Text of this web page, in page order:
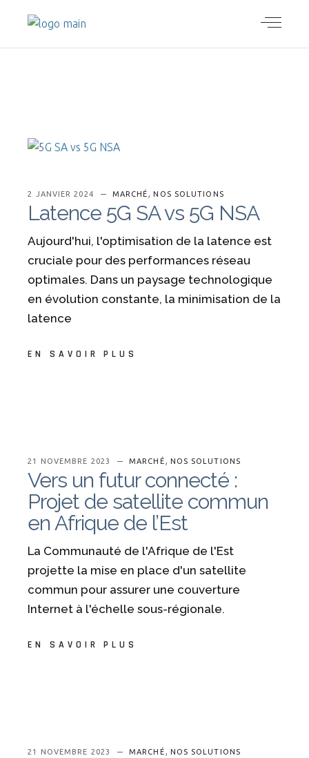
2 JANVIER 2024 MARCHÉ ,NOS SOLUTIONS
Latence 5G SA vs 5G NSA
Aujourd'hui, l'optimisation de la latence est
cruciale pour des performances réseau
optimales. Dans un paysage technologique
en évolution constante, la minimisation de la
latence
EN SAVOIR PLUS
21 NOVEMBRE 2023 MARCHÉ , NOS SOLUTIONS
Vers un futur connecté :
Projet de satellite commun
en Afrique de l’Est
La Communauté de l'Afrique de l'Est
projette la mise en place d'un satellite
commun pour assurer une couverture
Internet à l'échelle sous-régionale.
EN SAVOIR PLUS
21 NOVEMBRE 2023 MARCHÉ , NOS SOLUTIONS